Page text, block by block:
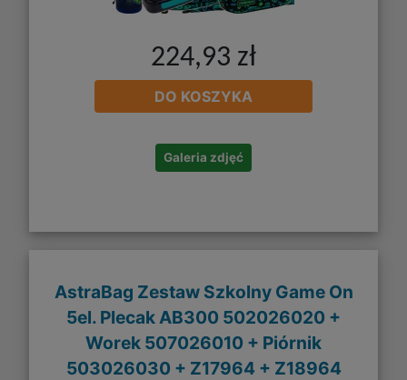
224,93 zł
DO KOSZYKA
Galeria zdjęć
AstraBag Zestaw Szkolny Game On
5el. Plecak AB300 502026020 +
Worek 507026010 + Piórnik
503026030 + Z17964 + Z18964